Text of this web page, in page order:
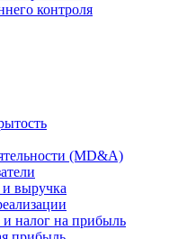
контроля
(MD&A)
выручка
налог на прибыль